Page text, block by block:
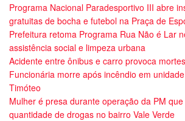
Programa Nacional Paradesportivo III abre
gratuitas de bocha e futebol na Praça de
Prefeitura retoma Programa Rua Não é Lar
assistência social e limpeza urbana
Acidente entre ônibus e carro provoca
Funcionária morre após incêndio em
Timóteo
Mulher é presa durante operação da PM
quantidade de drogas no bairro Vale Verde